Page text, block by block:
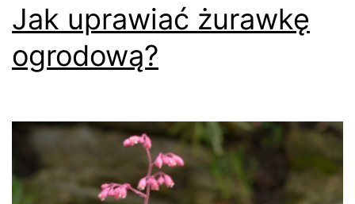
Jak uprawiać żurawkę
ogrodową?